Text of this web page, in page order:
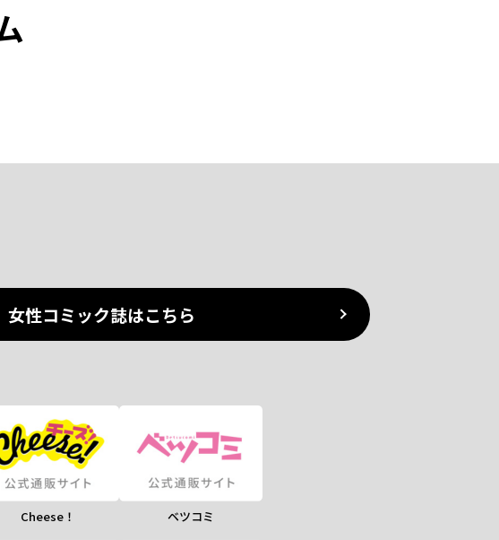
女性コミック誌はこちら
Cheese！ ベツコミ